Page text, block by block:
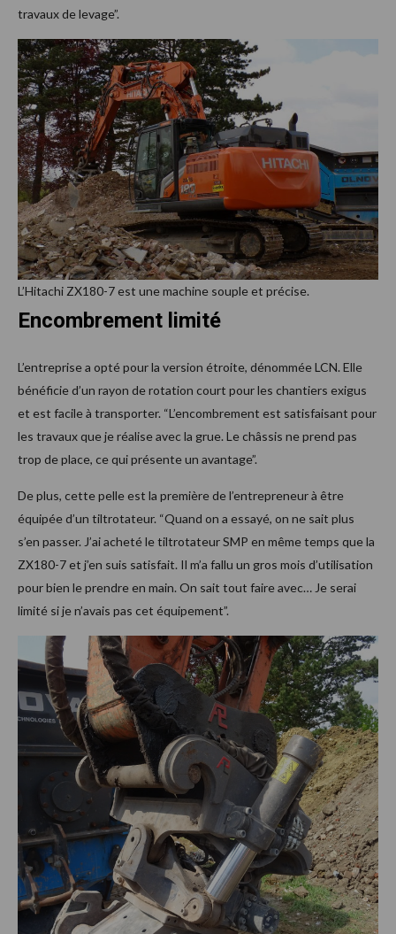
travaux de levage”.
L’Hitachi ZX180-7 est une machine souple et précise.
Encombrement limité
L’entreprise a opté pour la version étroite, dénommée LCN. Elle
bénéficie d’un rayon de rotation court pour les chantiers exigus
et est facile à transporter. “L’encombrement est satisfaisant pour
les travaux que je réalise avec la grue. Le châssis ne prend pas
trop de place, ce qui présente un avantage”.
De plus, cette pelle est la première de l’entrepreneur à être
équipée d’un tiltrotateur. “Quand on a essayé, on ne sait plus
s’en passer. J’ai acheté le tiltrotateur SMP en même temps que la
ZX180-7 et j’en suis satisfait. Il m’a fallu un gros mois d’utilisation
pour bien le prendre en main. On sait tout faire avec… Je serai
limité si je n’avais pas cet équipement”.